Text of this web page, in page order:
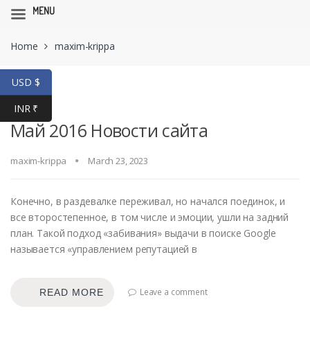
navigation
content
Home maxim-krippa
Май 2016 Новости сайта
maxim-krippa March 23, 2023
Конечно, в раздевалке переживал, но начался поединок, и
все второстепенное, в том числе и эмоции, ушли на задний
план. Такой подход «забивания» выдачи в поиске Google
называется «управлением репутацией в
READ MORE Leave a comment
USD $
INR ₹
MENU